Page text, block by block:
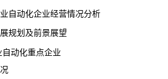
化企业经营情况分析
划及前景展望
动化重点企业